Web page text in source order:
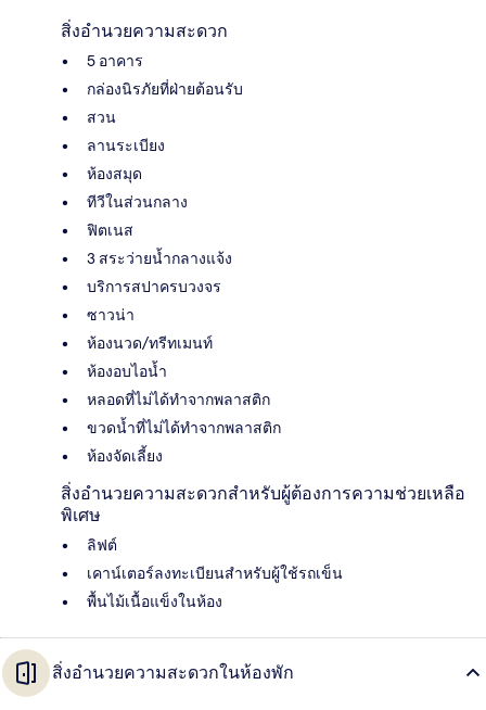
สิ่งอำนวยความสะดวก
5 อาคาร
กล่องนิรภัยที่ฝ่ายต้อนรับ
สวน
ลานระเบียง
ห้องสมุด
ทีวีในส่วนกลาง
ฟิตเนส
3 สระว่ายน้ำกลางแจ้ง
บริการสปาครบวงจร
ซาวน่า
ห้องนวด/ทรีทเมนท์
ห้องอบไอน้ำ
หลอดที่ไม่ได้ทำจากพลาสติก
ขวดน้ำที่ไม่ได้ทำจากพลาสติก
ห้องจัดเลี้ยง
สิ่งอำนวยความสะดวกสำหรับผู้ต้องการความช่วยเหลือ
พิเศษ
ลิฟต์
เคาน์เตอร์ลงทะเบียนสำหรับผู้ใช้รถเข็น
พื้นไม้เนื้อแข็งในห้อง
สิ่งอำนวยความสะดวกในห้องพัก